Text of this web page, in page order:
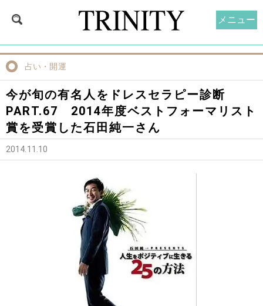
占い・開運
今が旬の有名人をドレスセラピー診断
PART.67 2014年度ベストフォーマリスト
賞を受賞した石田純一さん
2014.11.10
メニュー